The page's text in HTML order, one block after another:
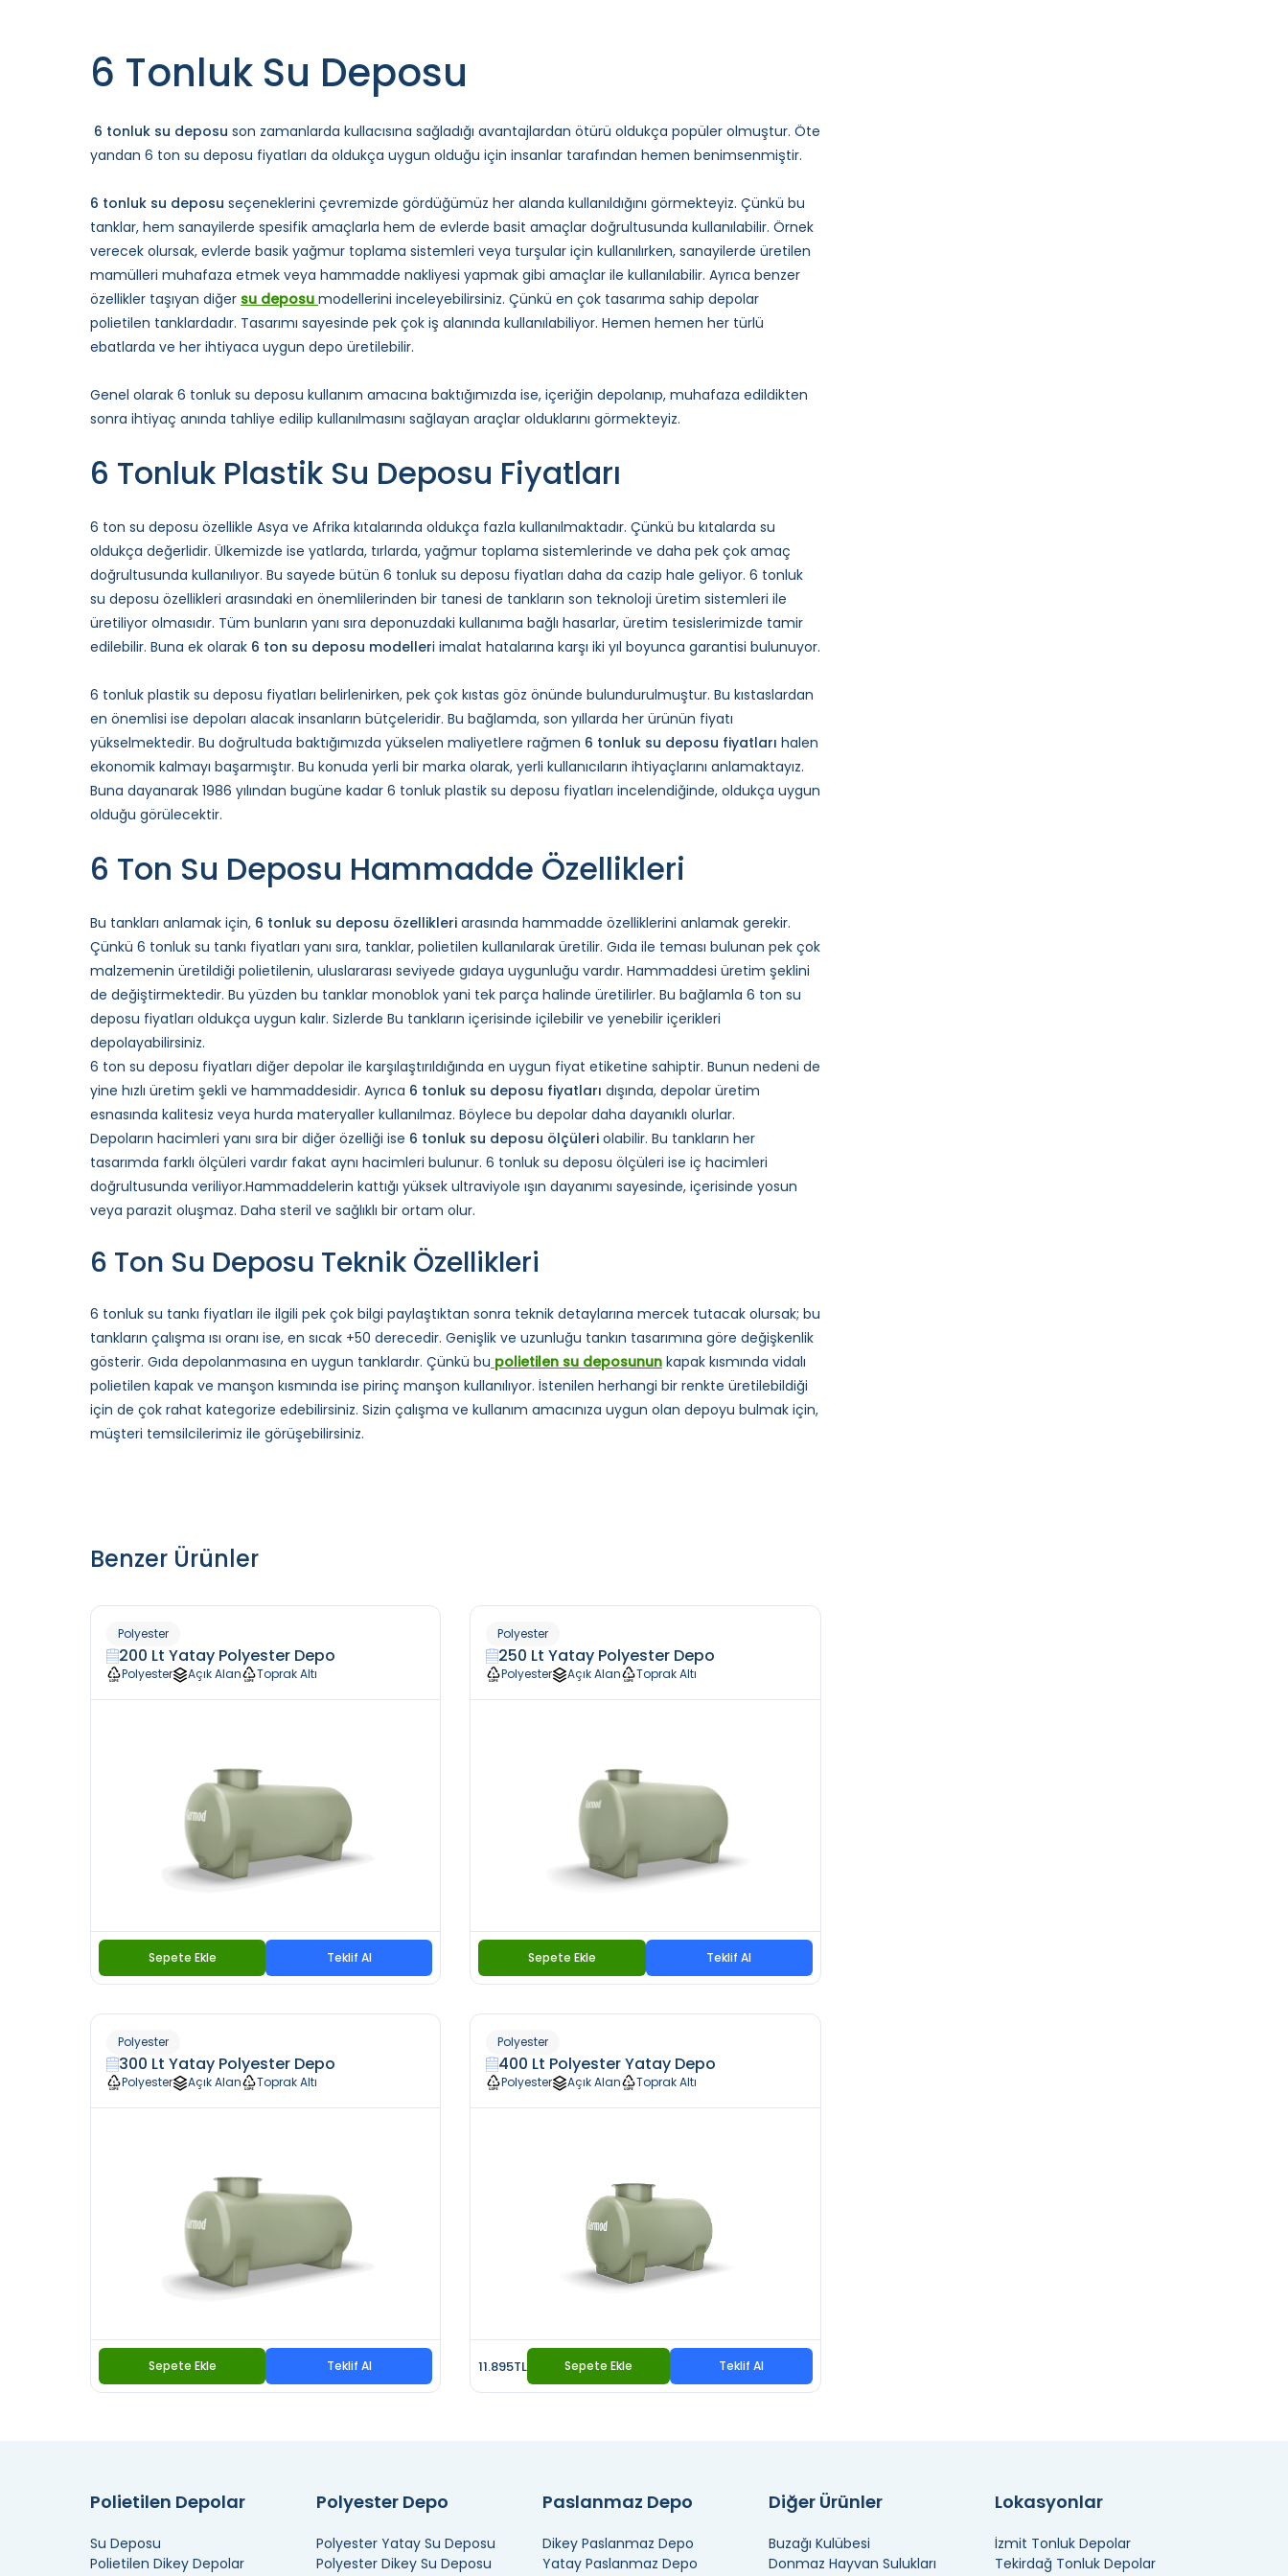
6 Tonluk Su Deposu
6 tonluk su deposu son zamanlarda kullacısına sağladığı avantajlardan ötürü oldukça popüler olmuştur. Öte
yandan 6 ton su deposu fiyatları da oldukça uygun olduğu için insanlar tarafından hemen benimsenmiştir.
6 tonluk su deposu seçeneklerini çevremizde gördüğümüz her alanda kullanıldığını görmekteyiz. Çünkü bu
tanklar, hem sanayilerde spesifik amaçlarla hem de evlerde basit amaçlar doğrultusunda kullanılabilir. Örnek
verecek olursak, evlerde basik yağmur toplama sistemleri veya turşular için kullanılırken, sanayilerde üretilen
mamülleri muhafaza etmek veya hammadde nakliyesi yapmak gibi amaçlar ile kullanılabilir. Ayrıca benzer
özellikler taşıyan diğer su deposu modellerini inceleyebilirsiniz. Çünkü en çok tasarıma sahip depolar
polietilen tanklardadır. Tasarımı sayesinde pek çok iş alanında kullanılabiliyor. Hemen hemen her türlü
ebatlarda ve her ihtiyaca uygun depo üretilebilir.
Genel olarak 6 tonluk su deposu kullanım amacına baktığımızda ise, içeriğin depolanıp, muhafaza edildikten
sonra ihtiyaç anında tahliye edilip kullanılmasını sağlayan araçlar olduklarını görmekteyiz.
6 Tonluk Plastik Su Deposu Fiyatları
6 ton su deposu özellikle Asya ve Afrika kıtalarında oldukça fazla kullanılmaktadır. Çünkü bu kıtalarda su
oldukça değerlidir. Ülkemizde ise yatlarda, tırlarda, yağmur toplama sistemlerinde ve daha pek çok amaç
doğrultusunda kullanılıyor. Bu sayede bütün 6 tonluk su deposu fiyatları daha da cazip hale geliyor. 6 tonluk
su deposu özellikleri arasındaki en önemlilerinden bir tanesi de tankların son teknoloji üretim sistemleri ile
üretiliyor olmasıdır. Tüm bunların yanı sıra deponuzdaki kullanıma bağlı hasarlar, üretim tesislerimizde tamir
edilebilir. Buna ek olarak 6 ton su deposu modelleri imalat hatalarına karşı iki yıl boyunca garantisi bulunuyor.
6 tonluk plastik su deposu fiyatları belirlenirken, pek çok kıstas göz önünde bulundurulmuştur. Bu kıstaslardan
en önemlisi ise depoları alacak insanların bütçeleridir. Bu bağlamda, son yıllarda her ürünün fiyatı
yükselmektedir. Bu doğrultuda baktığımızda yükselen maliyetlere rağmen 6 tonluk su deposu fiyatları halen
ekonomik kalmayı başarmıştır. Bu konuda yerli bir marka olarak, yerli kullanıcıların ihtiyaçlarını anlamaktayız.
Buna dayanarak 1986 yılından bugüne kadar 6 tonluk plastik su deposu fiyatları incelendiğinde, oldukça uygun
olduğu görülecektir.
6 Ton Su Deposu Hammadde Özellikleri
Bu tankları anlamak için, 6 tonluk su deposu özellikleri arasında hammadde özelliklerini anlamak gerekir.
Çünkü 6 tonluk su tankı fiyatları yanı sıra, tanklar, polietilen kullanılarak üretilir. Gıda ile teması bulunan pek çok
malzemenin üretildiği polietilenin, uluslararası seviyede gıdaya uygunluğu vardır. Hammaddesi üretim şeklini
de değiştirmektedir. Bu yüzden bu tanklar monoblok yani tek parça halinde üretilirler. Bu bağlamla 6 ton su
deposu fiyatları oldukça uygun kalır. Sizlerde Bu tankların içerisinde içilebilir ve yenebilir içerikleri
depolayabilirsiniz.
6 ton su deposu fiyatları diğer depolar ile karşılaştırıldığında en uygun fiyat etiketine sahiptir. Bunun nedeni de
yine hızlı üretim şekli ve hammaddesidir. Ayrıca 6 tonluk su deposu fiyatları dışında, depolar üretim
esnasında kalitesiz veya hurda materyaller kullanılmaz. Böylece bu depolar daha dayanıklı olurlar.
Depoların hacimleri yanı sıra bir diğer özelliği ise 6 tonluk su deposu ölçüleri olabilir. Bu tankların her
tasarımda farklı ölçüleri vardır fakat aynı hacimleri bulunur. 6 tonluk su deposu ölçüleri ise iç hacimleri
doğrultusunda veriliyor.Hammaddelerin kattığı yüksek ultraviyole ışın dayanımı sayesinde, içerisinde yosun
veya parazit oluşmaz. Daha steril ve sağlıklı bir ortam olur.
6 Ton Su Deposu Teknik Özellikleri
6 tonluk su tankı fiyatları ile ilgili pek çok bilgi paylaştıktan sonra teknik detaylarına mercek tutacak olursak; bu
tankların çalışma ısı oranı ise, en sıcak +50 derecedir. Genişlik ve uzunluğu tankın tasarımına göre değişkenlik
gösterir. Gıda depolanmasına en uygun tanklardır. Çünkü bu polietilen su deposunun kapak kısmında vidalı
polietilen kapak ve manşon kısmında ise pirinç manşon kullanılıyor. İstenilen herhangi bir renkte üretilebildiği
için de çok rahat kategorize edebilirsiniz. Sizin çalışma ve kullanım amacınıza uygun olan depoyu bulmak için,
müşteri temsilcilerimiz ile görüşebilirsiniz.
Benzer Ürünler
Polyester
200 Lt Yatay Polyester Depo
Polyester Açık Alan Toprak Altı
Sepete Ekle Teklif Al
Polyester
250 Lt Yatay Polyester Depo
Polyester Açık Alan Toprak Altı
Sepete Ekle Teklif Al
Polyester
300 Lt Yatay Polyester Depo
Polyester Açık Alan Toprak Altı
Sepete Ekle Teklif Al
Polyester
400 Lt Polyester Yatay Depo
Polyester Açık Alan Toprak Altı
11.895TL Sepete Ekle Teklif Al
Polietilen Depolar
Su Deposu
Polietilen Dikey Depolar
Polyester Depo
Polyester Yatay Su Deposu
Polyester Dikey Su Deposu
Paslanmaz Depo
Dikey Paslanmaz Depo
Yatay Paslanmaz Depo
Diğer Ürünler
Buzağı Kulübesi
Donmaz Hayvan Sulukları
Lokasyonlar
İzmit Tonluk Depolar
Tekirdağ Tonluk Depolar